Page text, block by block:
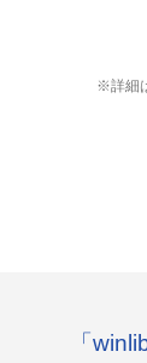
※詳細
「